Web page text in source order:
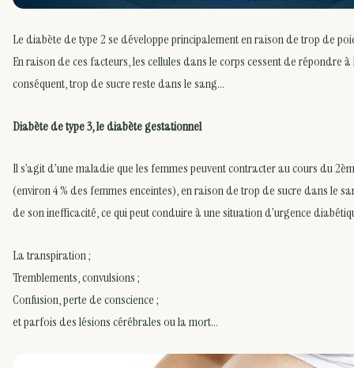
Le diabète de type 2 se développe principalement en raison de trop de
En raison de ces facteurs, les cellules dans le corps cessent de répondre
conséquent, trop de sucre reste dans le sang…
Diabète de type 3, le diabète gestationnel
Il s’agit d’une maladie que les femmes peuvent contracter au cours du
(environ 4 % des femmes enceintes), en raison de trop de sucre dans le
de son inefficacité, ce qui peut conduire à une situation d’urgence
La transpiration ;
Tremblements, convulsions ;
Confusion, perte de conscience ;
et parfois des lésions cérébrales ou la mort…